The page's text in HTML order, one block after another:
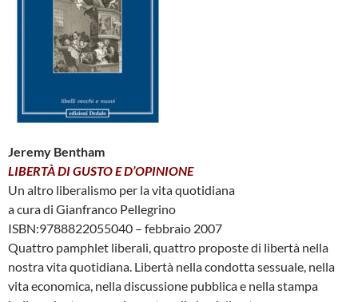
Jeremy Bentham
LIBERTÀ DI GUSTO E D’OPINIONE
Un altro liberalismo per la vita quotidiana
a cura di Gianfranco Pellegrino
ISBN:9788822055040 – febbraio 2007
Quattro pamphlet liberali, quattro proposte di libertà nella
nostra vita quotidiana. Libertà nella condotta sessuale, nella
vita economica, nella discussione pubblica e nella stampa